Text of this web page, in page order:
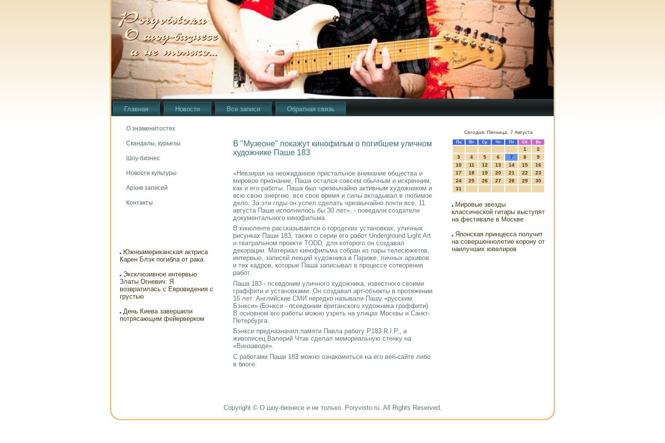
Главная Новости Все записи Обратная связь
О знаменитостях
Скандалы, курьезы
Шоу-бизнес
Новости культуры
Архив записей
Контакты
Южноамериканская актриса
Карен Блэк погибла от рака
Эксклюзивное интервью
Златы Огневич: Я
возвратилась с Евровидения с
грустью
День Киева завершили
потрясающим фейерверком
В "Музеоне" покажут кинофильм о погибшем уличном
художнике Паше 183
«Невзирая на неожиданное пристальное внимание общества и
мировое признание, Паша остался совсем обычным и искренним,
как и его работы. Паша был чрезвычайно активным художником и
всю свою энергию, все свое время и силы вкладывал в любимое
дело. За эти годы он успел сделать чрезвычайно почти все. 11
августа Паше исполнилось бы 30 лет», - поведали создатели
документального кинофильма.
В киноленте рассказывается о городских установках, уличных
рисунках Паши 183, также о серии его работ Underground Light Art
и театральном проекте TODD, для которого он создавал
декорации. Материал кинофильма собран из пары телесюжетов,
интервью, записей лекций художника в Париже, личных архивов
и тех кадров, которые Паша записывал в процессе сотворения
работ.
Паша 183 - псевдоним уличного художника, известного своими
граффити и установками. Он создавал арт-объекты в протяжении
16 лет. Английские СМИ нередко называли Пашу «русским
Бэнкси» (Бэнкси - псевдоним британского художника граффити).
В основном его работы можно узреть на улицах Москвы и Санкт-
Петербурга.
Бэнкси предназначил памяти Павла работу P183 R.I.P., а
живописец Валерий Чтак сделал мемориальную стенку на
«Винзаводе».
С работами Паши 183 можно ознакомиться на его веб-сайте либо
в блоге.
Сегодня: Пятница, 7 Августа
Пн Вт Ср Чт Пт Сб Вс
1
2
3
4 5 6 7 8
9
10
11 12 13 14 15
16
17
18 19 20 21 22
23
24
25 26 27 28 29
30
31
Мировые звезды
классической гитары выступят
на фестивале в Москве
Японская принцесса получит
на совершеннолетие корону от
наилучших ювелиров
Copyright © О шоу-бизнесе и не только. Poryvisto.ru. All Rights Reserved.